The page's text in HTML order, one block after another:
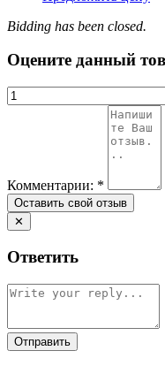
Bidding has been closed.
Оцените данный
Комментарии: *
✕
Ответить